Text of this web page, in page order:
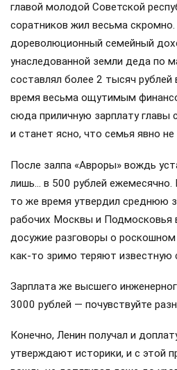
главой молодой Советской
соратников жил весьма
дореволюционный семейный
унаследованной земли деда по
составлял более 2 тысяч
время весьма ощутимым
сюда приличную зарплату главы
и станет ясно, что семья явно
После залпа «Авроры» вождь
лишь… в 500 рублей
то же время утвердил среднюю
рабочих Москвы и Подмосковья
досужие разговоры о
как-то зримо теряют известную
Зарплата же высшего
3000 рублей — почувствуйте
Конечно, Ленин получал и
утверждают историки, и с этой